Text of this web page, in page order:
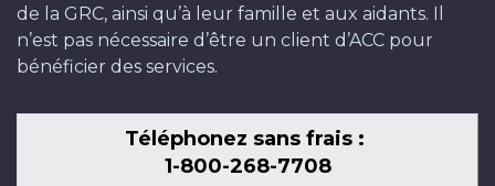
de la GRC, ainsi qu’à leur famille et aux aidants. Il
n’est pas nécessaire d’être un client d’ACC pour
bénéficier des services.
Téléphonez sans frais :
1-800-268-7708